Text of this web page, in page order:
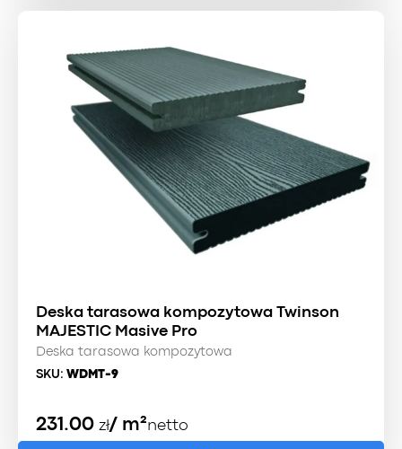
Deska tarasowa kompozytowa Twinson
MAJESTIC Masive Pro
Deska tarasowa kompozytowa
SKU: WDMT-9
231.00 zł/ m²netto